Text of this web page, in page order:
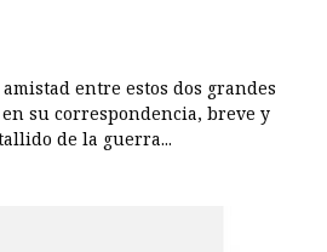
entre estos dos grandes
su correspondencia, breve y
de la guerra...